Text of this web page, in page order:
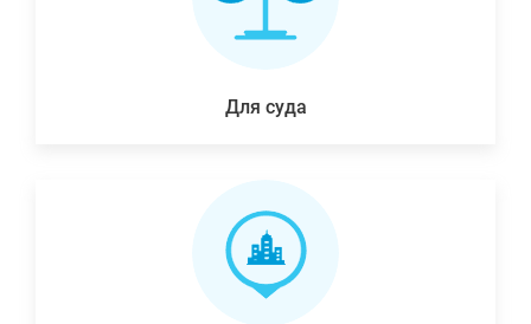
Для суда